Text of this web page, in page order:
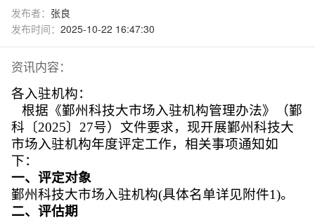
发布者： 张良
发布时间： 2025-10-22 16:47:30
资讯内容：
各入驻机构：
根据《鄞州科技大市场入驻机构管理办法》（鄞
科〔2025〕27号）文件要求，现开展鄞州科技大
市场入驻机构年度评定工作，相关事项通知如
下：
一、评定对象
鄞州科技大市场入驻机构(具体名单详见附件1)。
二、评估期